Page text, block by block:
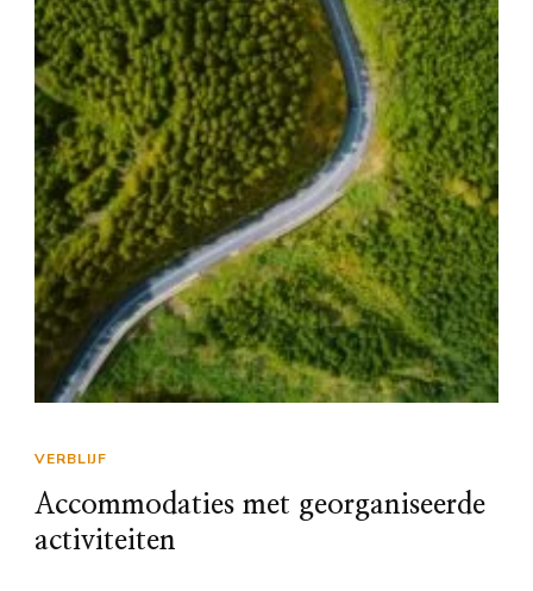
VERBLIJF
Accommodaties met georganiseerde
activiteiten